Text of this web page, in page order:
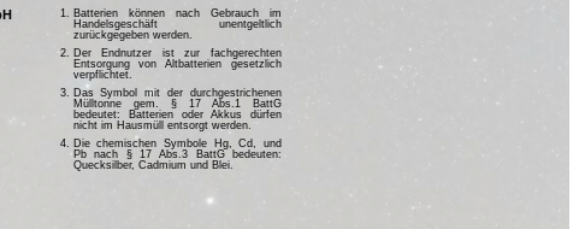
Batterien können nach Gebrauch im
Handelsgeschäft unentgeltlich
zurückgegeben werden.
Der Endnutzer ist zur fachgerechten
Entsorgung von Altbatterien gesetzlich
verpflichtet.
Das Symbol mit der durchgestrichenen
Mülltonne gem. § 17 Abs.1 BattG
bedeutet: Batterien oder Akkus dürfen
nicht im Hausmüll entsorgt werden.
Die chemischen Symbole Hg, Cd, und
Pb nach § 17 Abs.3 BattG bedeuten:
Quecksilber, Cadmium und Blei.